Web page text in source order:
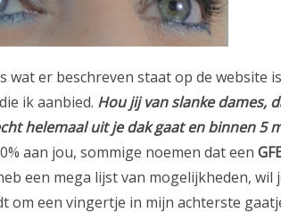
er beschreven staat op de website
ik aanbied. Hou jij van slanke dames,
helemaal uit je dak gaat en binnen 5
aan jou, sommige noemen dat een
een mega lijst van mogelijkheden, wil
een vingertje in mijn achterste